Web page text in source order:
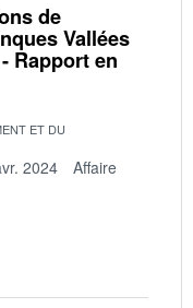
de
Vallées
Rapport en
ET DU
2024
Affaire